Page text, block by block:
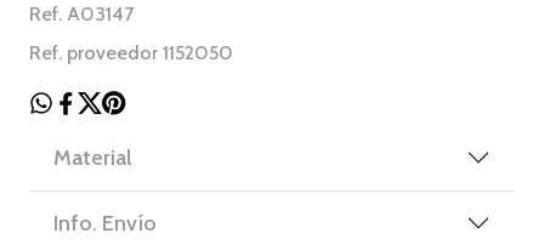
Ref. A03147
Ref. proveedor 1152050
Material
Info. Envío